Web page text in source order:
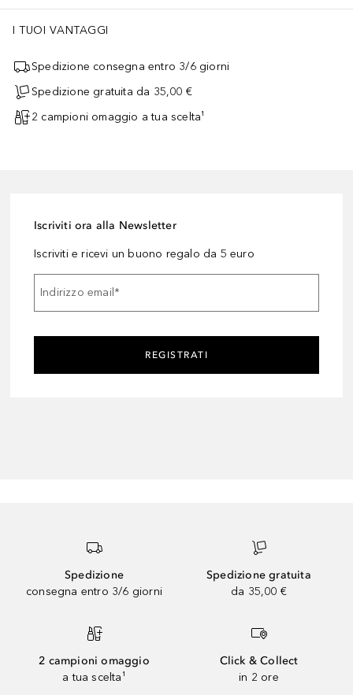
I TUOI VANTAGGI
Spedizione consegna entro 3/6 giorni
Spedizione gratuita da 35,00 €
2 campioni omaggio a tua scelta¹
Iscriviti ora alla Newsletter
Iscriviti e ricevi un buono regalo da 5 euro
Indirizzo email*
REGISTRATI
Spedizione
consegna entro 3/6 giorni
Spedizione gratuita
da 35,00 €
2 campioni omaggio
a tua scelta¹
Click & Collect
in 2 ore